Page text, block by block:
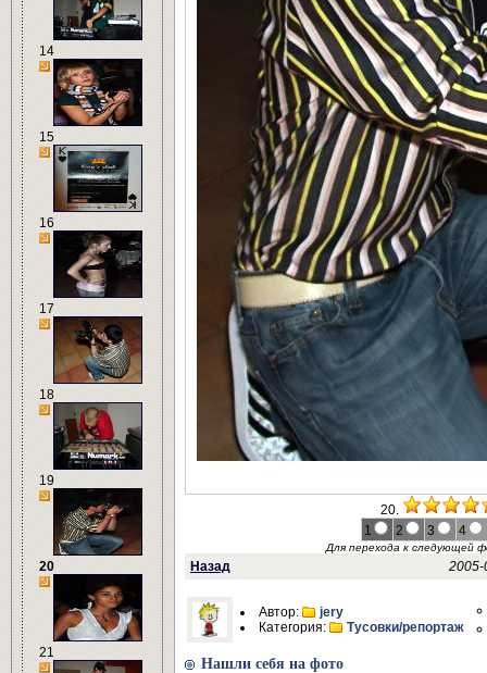
14
15
16
17
18
19
20
21
20.
1
2 3 4
Для перехода к следующей
Назад 2005-
Автор:
jery
Категория:
Тусовки/репортаж
Нашли себя на фото